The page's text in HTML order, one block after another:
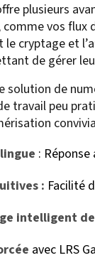
plusieurs
vos
le cryptage et
de gérer
solution de
travail peu
:
: Facilité
intelligent
avec LRS